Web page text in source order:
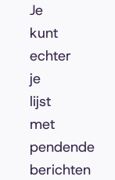
Je
kunt
echter
je
lijst
met
pendende
berichten